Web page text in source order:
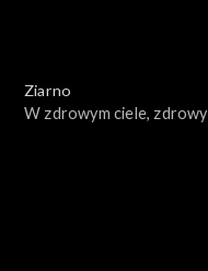
Ziarno
W zdrowym ciele, zdrowy